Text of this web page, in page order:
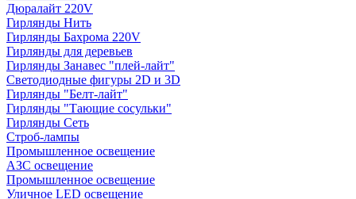
Дюралайт 220V
Гирлянды Нить
Гирлянды Бахрома 220V
Гирлянды для деревьев
Гирлянды Занавес "плей-лайт"
Светодиодные фигуры 2D и 3D
Гирлянды "Белт-лайт"
Гирлянды "Тающие сосульки"
Гирлянды Сеть
Строб-лампы
Промышленное освещение
АЗС освещение
Промышленное освещение
Уличное LED освещение